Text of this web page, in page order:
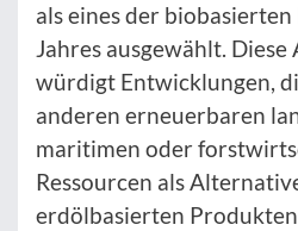
als eines der
Jahres ausgewählt. Diese
würdigt Entwicklungen,
anderen erneuerbaren
maritimen oder
Ressourcen als
erdölbasierten